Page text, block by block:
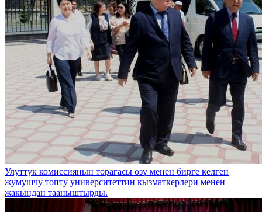
Улуттук комиссиянын төрагасы өзү менен бирге келген
жумушчу топту университеттин кызматкерлери менен
жакындан тааныштырды.